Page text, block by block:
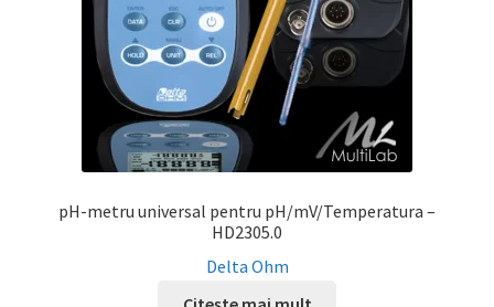
pH-metru universal pentru pH/mV/Temperatura –
HD2305.0
Delta Ohm